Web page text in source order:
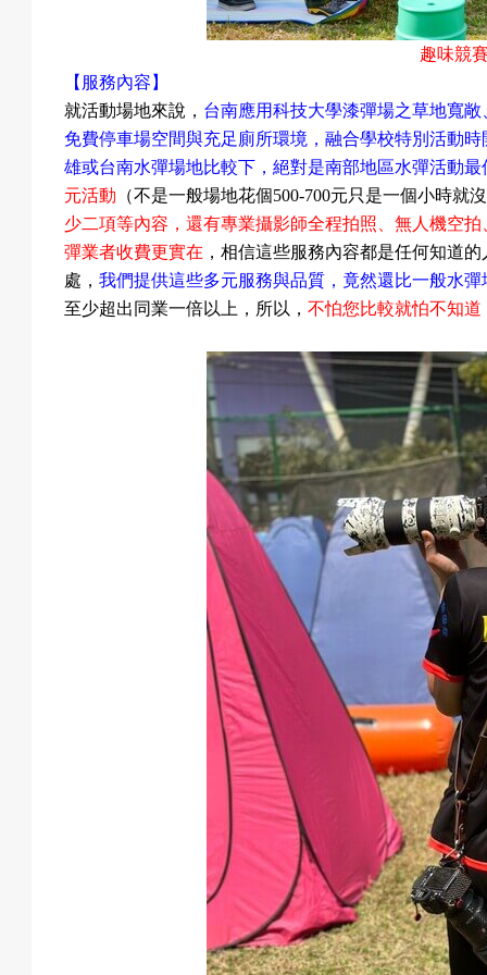
趣味競
【服務內容】
就活動場地來說， 台南應用科技大學漆彈場之草地寬
免費停車場空間與充足廁所環境，融合學校特別活動
雄或台南水彈場地比較下，絕對是南部地區水彈活動最
元活動 （不是一般場地花個500-700元只是一個小時就
少二項等內容，還有專業攝影師全程拍照、無人機空
彈業者收費更實在 ，相信這些服務內容都是任何知道
處，我們提供這些多元服務與品質，竟然還比一般水
至少超出同業一倍以上，所以，不怕您比較就怕不知